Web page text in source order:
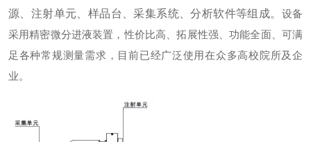
源、注射单元、样品台、采集系统、分析软件等组成。 设备
采用精密微分进液装置，性价比高、拓展性强、功能全面、可满
足各种常规测量需求，目前已经广泛使用在众多高校院所及企
业。